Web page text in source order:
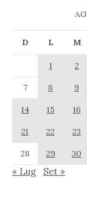
D L M
1 2
7
8 9
14
15 16
21
22 23
28
29 30
« Lug Set »